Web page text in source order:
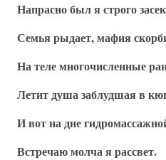
Напрасно был я строго
Семья рыдает, мафия
На теле многочисленные
Летит душа заблудшая в
И вот на дне
Встречаю молча я рассвет.